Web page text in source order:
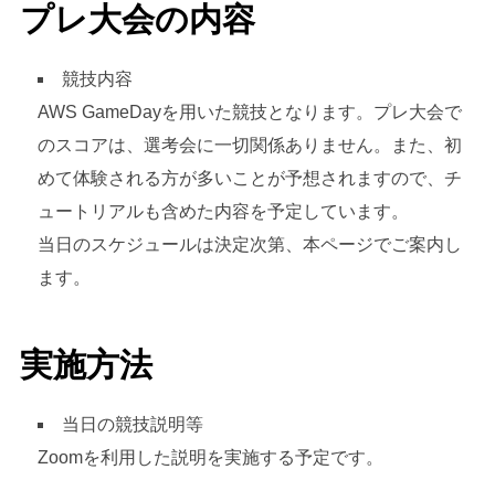
プレ大会の内容
競技内容
AWS GameDayを用いた競技となります。プレ大会で
のスコアは、選考会に一切関係ありません。また、初
めて体験される方が多いことが予想されますので、チ
ュートリアルも含めた内容を予定しています。
当日のスケジュールは決定次第、本ページでご案内し
ます。
実施方法
当日の競技説明等
Zoomを利用した説明を実施する予定です。